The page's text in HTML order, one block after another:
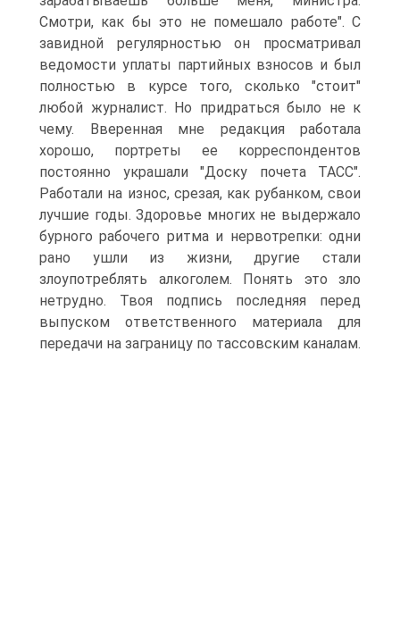
Смотри, как бы это не помешало работе". С
завидной регулярностью он просматривал
ведомости уплаты партийных взносов и был
полностью в курсе того, сколько "стоит"
любой журналист. Но придраться было не к
чему. Вверенная мне редакция работала
хорошо, портреты ее корреспондентов
постоянно украшали "Доску почета ТАСС".
Работали на износ, срезая, как рубанком, свои
лучшие годы. Здоровье многих не выдержало
бурного рабочего ритма и нервотрепки: одни
рано ушли из жизни, другие стали
злоупотреблять алкоголем. Понять это зло
нетрудно. Твоя подпись последняя перед
выпуском ответственного материала для
передачи на заграницу по тассовским каналам.